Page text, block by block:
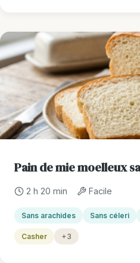
Pain de mie moelleux
2 h 20 min Facile
Sans arachides Sans céleri
Casher +3